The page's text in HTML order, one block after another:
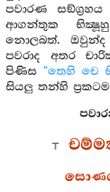
පවාරණ
ආගන්තුක
නොලබත්.
පවරාද අතර
පිණිස “තෙහි චෙ
සියලු තන්හි